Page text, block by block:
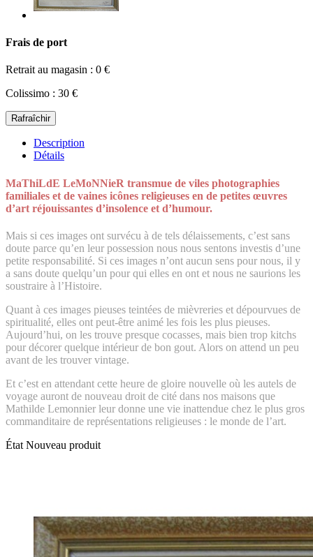
Frais de port
Retrait au magasin : 0 €
Colissimo : 30 €
Description
Détails
MaThiLdE LeMoNNieR transmue de viles photographies
familiales et de vaines icônes religieuses en de petites œuvres
d’art réjouissantes d’insolence et d’humour.
Mais si ces images ont survécu à de tels délaissements, c’est sans
doute parce qu’en leur possession nous nous sentons investis d’une
petite responsabilité. Si ces images n’ont aucun sens pour nous, il y
a sans doute quelqu’un pour qui elles en ont et nous ne saurions les
soustraire à l’Histoire.
Quant à ces images pieuses teintées de mièvreries et dépourvues de
spiritualité, elles ont peut-être animé les fois les plus pieuses.
Aujourd’hui, on les trouve presque cocasses, mais bien trop kitchs
pour décorer quelque intérieur de bon gout. Alors on attend un peu
avant de les trouver vintage.
Et c’est en attendant cette heure de gloire nouvelle où les autels de
voyage auront de nouveau droit de cité dans nos maisons que
Mathilde Lemonnier leur donne une vie inattendue chez le plus gros
commanditaire de représentations religieuses : le monde de l’art.
État Nouveau produit